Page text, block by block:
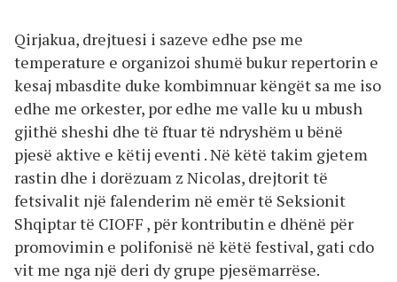
Qirjakua, drejtuesi i sazeve edhe pse me
temperature e organizoi shumë bukur repertorin e
kesaj mbasdite duke kombimnuar këngët sa me iso
edhe me orkester, por edhe me valle ku u mbush
gjithë sheshi dhe të ftuar të ndryshëm u bënë
pjesë aktive e këtij eventi . Në këtë takim gjetem
rastin dhe i dorëzuam z Nicolas, drejtorit të
fetsivalit një falenderim në emër të Seksionit
Shqiptar të CIOFF , për kontributin e dhënë për
promovimin e polifonisë në këtë festival, gati cdo
vit me nga një deri dy grupe pjesëmarrëse.